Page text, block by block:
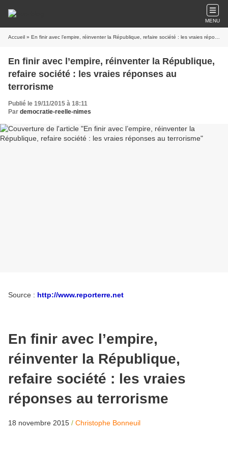
MENU
Accueil » En finir avec l’empire, réinventer la République, refaire société : les vraies réponses au terrorisme
En finir avec l’empire, réinventer la République,
refaire société : les vraies réponses au
terrorisme
Publié le 19/11/2015 à 18:11
Par democratie-reelle-nimes
Source : http://www.reporterre.net
En finir avec l’empire,
réinventer la République,
refaire société : les vraies
réponses au terrorisme
18 novembre 2015 / Christophe Bonneuil